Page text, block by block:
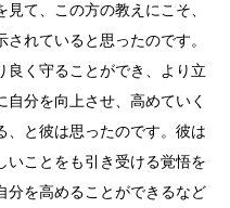
て、この方の教えにこそ、
れていると思ったのです。
良く守ることができ、より立
分を向上させ、高めていく
、と彼は思ったのです。彼は
いことをも引き受ける覚悟を
分を高めることができるなど